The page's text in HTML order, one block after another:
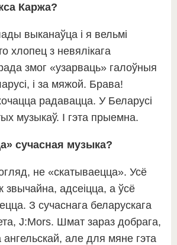
Каржа?
выканаўца і я вельмі
хлопец з невялікага
змог «узарваць» галоўныя
і за мяжой. Брава!
радавацца. У Беларусі
музыкаў. І гэта прыемна.
сучасная музыка?
не «скатываецца». Усё
звычайна, адсеіцца, а ўсё
З сучаснага беларускага
J:Mors. Шмат зараз добрага,
але для мяне гэта